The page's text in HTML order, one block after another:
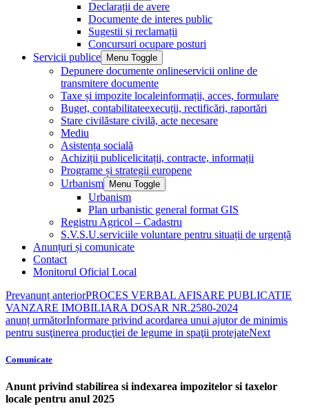
Declarații de avere
Documente de interes public
Sugestii și reclamații
Concursuri ocupare posturi
Servicii publice
Menu Toggle
Depunere documente onlineservicii online de
transmitere documente
Taxe și impozite localeinformații, acces, formulare
Buget, contabilitateexecuții, rectificări, raportări
Stare civilăstare civilă, acte necesare
Mediu
Asistența socială
Achiziții publicelicitații, contracte, informații
Programe și strategii europene
Urbanism
Menu Toggle
Urbanism
Plan urbanistic general format GIS
Registru Agricol – Cadastru
S.V.S.U.serviciile voluntare pentru situații de urgență
Anunțuri și comunicate
Contact
Monitorul Oficial Local
Prevanunț anteriorPROCES VERBAL AFISARE PUBLICATIE
VANZARE IMOBILIARA DOSAR NR.2580-2024
anunț următorInformare privind acordarea unui ajutor de minimis
pentru susţinerea producţiei de legume in spaţii protejateNext
Comunicate
Anunt privind stabilirea si indexarea impozitelor si taxelor
locale pentru anul 2025